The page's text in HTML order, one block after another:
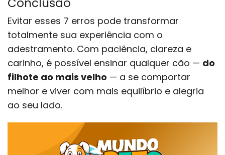
Evitar esses 7 erros pode transformar
totalmente sua experiência com o
adestramento. Com paciência, clareza e
carinho, é possível ensinar qualquer cão — do
filhote ao mais velho — a se comportar
melhor e viver com mais equilíbrio e alegria
ao seu lado.